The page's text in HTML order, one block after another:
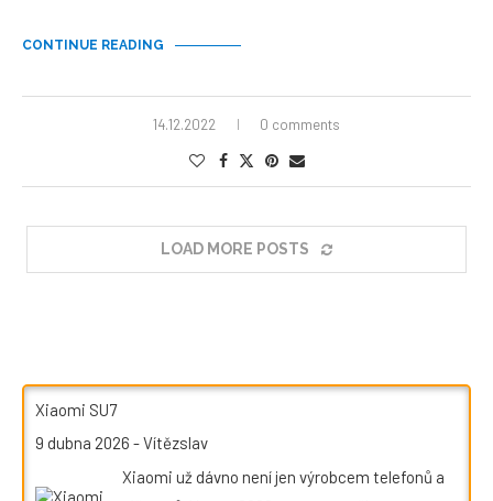
CONTINUE READING
14.12.2022 0 comments
LOAD MORE POSTS
Xiaomi SU7
9 dubna 2026 -Vítězslav
Xiaomi už dávno není jen výrobcem telefonů a